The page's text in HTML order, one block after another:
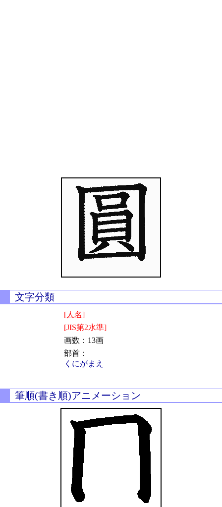
文字分類
[人名]
[JIS第2水準]
画数：13画
部首：
くにがまえ
筆順(書き順)アニメーション